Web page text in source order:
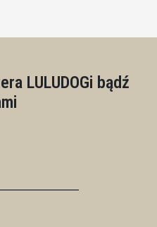
LULUDOGi bądź